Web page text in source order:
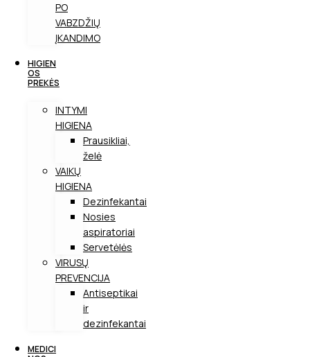
PO
VABZDŽIŲ
ĮKANDIMO
HIGIEN
OS
PREKĖS
INTYMI
HIGIENA
Prausikliai,
želė
VAIKŲ
HIGIENA
Dezinfekantai
Nosies
aspiratoriai
Servetėlės
VIRUSŲ
PREVENCIJA
Antiseptikai
ir
dezinfekantai
MEDICI